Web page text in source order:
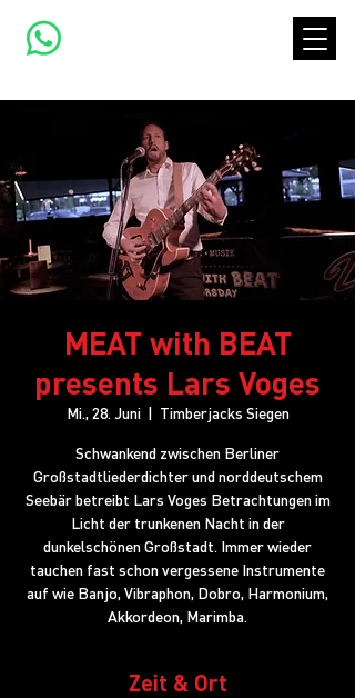
MEAT with BEAT
presents Lars Voges
Mi., 28. Juni
  |
Timberjacks Siegen
Schwankend zwischen Berliner
Großstadtliederdichter und norddeutschem
Seebär betreibt Lars Voges Betrachtungen im
Licht der trunkenen Nacht in der
dunkelschönen Großstadt. Immer wieder
tauchen fast schon vergessene Instrumente
auf wie Banjo, Vibraphon, Dobro, Harmonium,
Akkordeon, Marimba.
Zeit & Ort